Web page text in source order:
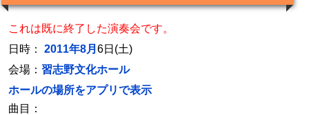
これは既に終了した演奏会です。
日時： 2011年8月 6日(土)
会場： 習志野文化ホール
ホールの場所をアプリで表示
曲目：